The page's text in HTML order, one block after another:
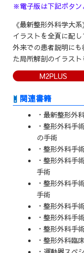
※電子版は下記ボタン
《最新整形外科学大
イラストを全頁に配し
外来での患者説明に
た局所解剖のイラスト
M2PLUS
関連書籍
・最新整形外
・整形外科
の手術
・整形外科手
・整形外科手
手術
・整形外科手
手術
・整形外科手
・整形外科手
・整形外科
・整形外科臨